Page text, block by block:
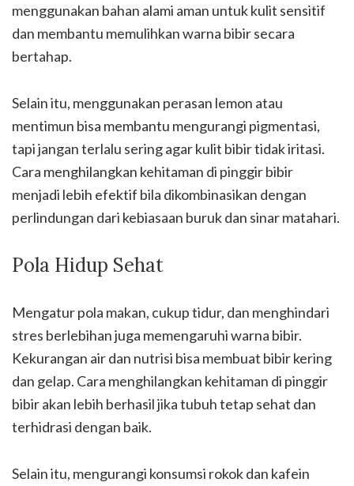
menggunakan bahan alami aman untuk kulit sensitif
dan membantu memulihkan warna bibir secara
bertahap.
Selain itu, menggunakan perasan lemon atau
mentimun bisa membantu mengurangi pigmentasi,
tapi jangan terlalu sering agar kulit bibir tidak iritasi.
Cara menghilangkan kehitaman di pinggir bibir
menjadi lebih efektif bila dikombinasikan dengan
perlindungan dari kebiasaan buruk dan sinar matahari.
Pola Hidup Sehat
Mengatur pola makan, cukup tidur, dan menghindari
stres berlebihan juga memengaruhi warna bibir.
Kekurangan air dan nutrisi bisa membuat bibir kering
dan gelap. Cara menghilangkan kehitaman di pinggir
bibir akan lebih berhasil jika tubuh tetap sehat dan
terhidrasi dengan baik.
Selain itu, mengurangi konsumsi rokok dan kafein